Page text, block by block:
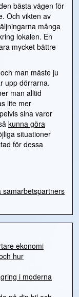
bästa vägen för
Och vikten av
många
lokalen. En
mycket bättre
man måste ju
upp dörrarna.
man alltid
lite mer
sina varor
kunna göra
situationer
för dessa
samarbetspartners
ekonomi
hur
i moderna